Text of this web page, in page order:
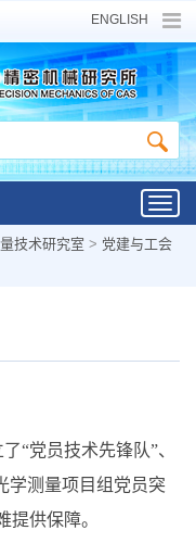
ENGLISH
技术研究室 > 党建与工会
党员技术先锋队”、
学测量项目组党员突
提供保障。